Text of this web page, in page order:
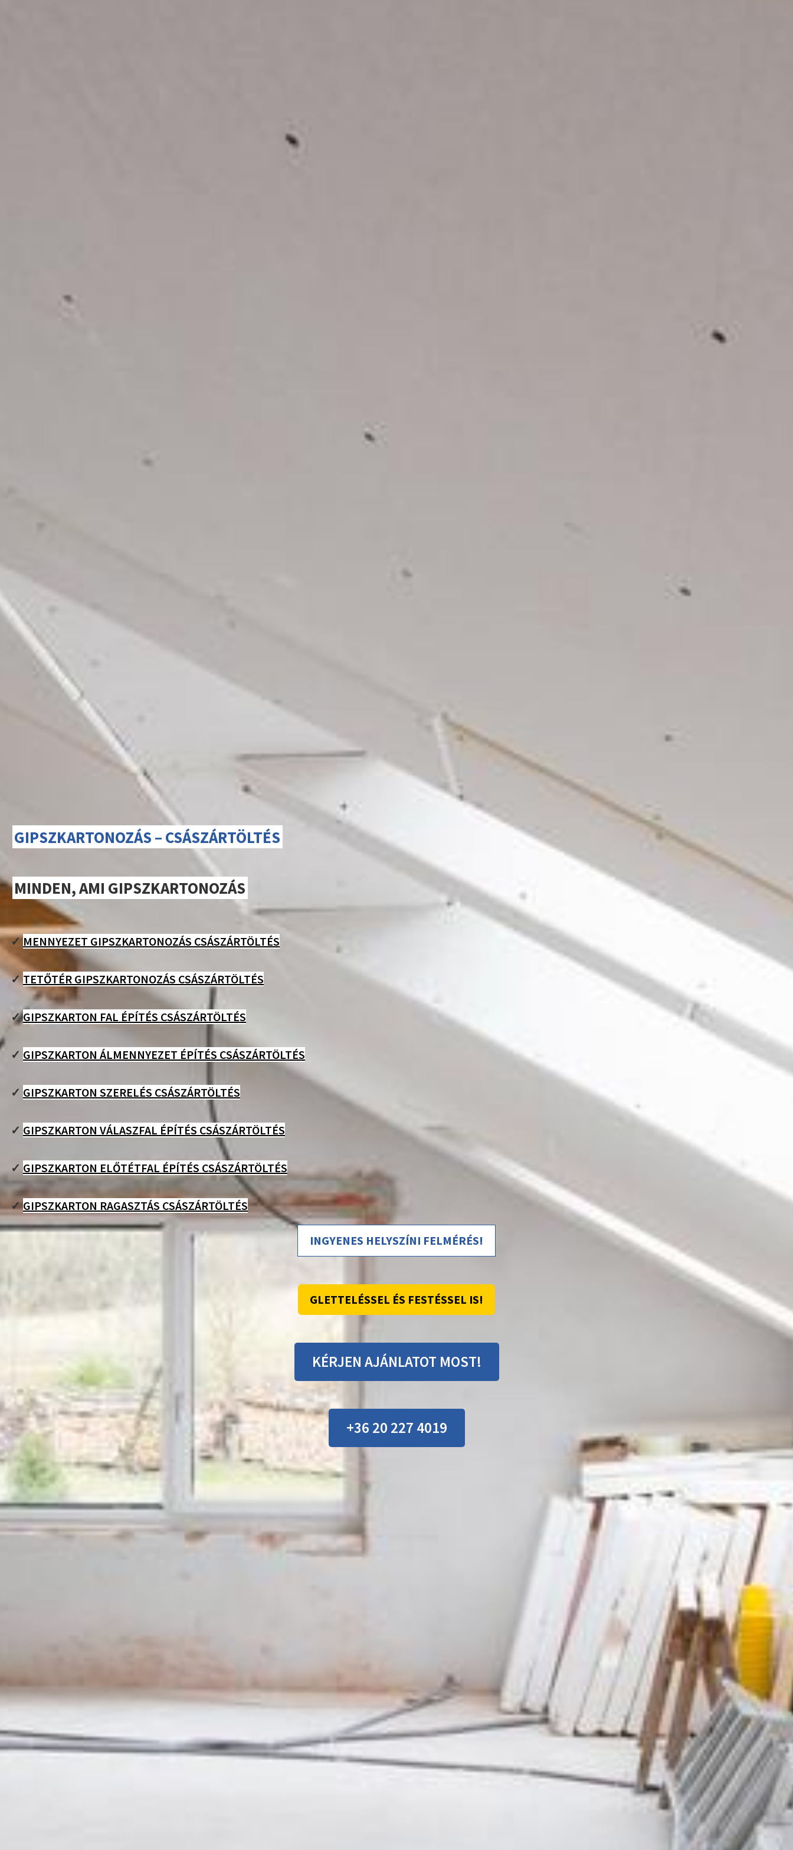
GIPSZKARTONOZÁS – CSÁSZÁRTÖLTÉS
MINDEN, AMI GIPSZKARTONOZÁS
✓MENNYEZET GIPSZKARTONOZÁS CSÁSZÁRTÖLTÉS
✓TETŐTÉR GIPSZKARTONOZÁS CSÁSZÁRTÖLTÉS
✓GIPSZKARTON FAL ÉPÍTÉS CSÁSZÁRTÖLTÉS
✓ GIPSZKARTON ÁLMENNYEZET ÉPÍTÉS CSÁSZÁRTÖLTÉS
✓ GIPSZKARTON SZERELÉS CSÁSZÁRTÖLTÉS
✓ GIPSZKARTON VÁLASZFAL ÉPÍTÉS CSÁSZÁRTÖLTÉS
✓ GIPSZKARTON ELŐTÉTFAL ÉPÍTÉS CSÁSZÁRTÖLTÉS
✓GIPSZKARTON RAGASZTÁS CSÁSZÁRTÖLTÉS
INGYENES HELYSZÍNI FELMÉRÉS!
GLETTELÉSSEL ÉS FESTÉSSEL IS!
KÉRJEN AJÁNLATOT MOST!
+36 20 227 4019